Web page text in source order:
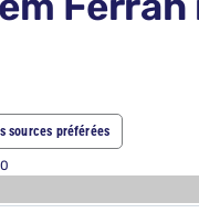
sources préférées